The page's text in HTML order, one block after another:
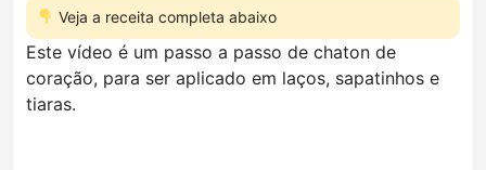
Veja a receita completa abaixo
Este vídeo é um passo a passo de chaton de
coração, para ser aplicado em laços, sapatinhos e
tiaras.